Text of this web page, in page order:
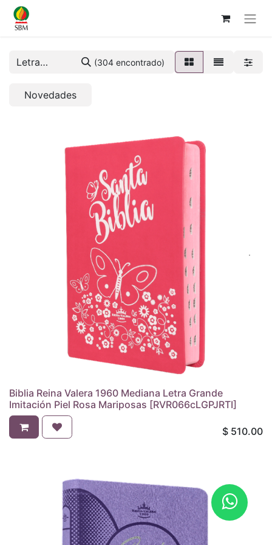
(304 encontrado)
Novedades
Biblia Reina Valera 1960 Mediana Letra Grande
Imitación Piel Rosa Mariposas [RVR066cLGPJRTI]
$ 510.00